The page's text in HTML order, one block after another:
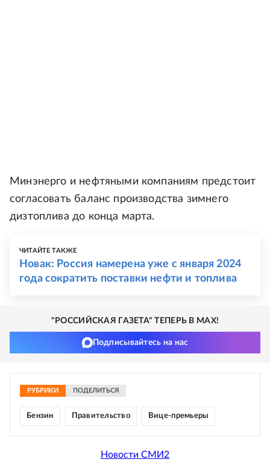
Минэнерго и нефтяными компаниям предстоит
согласовать баланс производства зимнего
дизтоплива до конца марта.
ЧИТАЙТЕ ТАКЖЕ
Новак: Россия намерена уже с января 2024
года сократить поставки нефти и топлива
"РОССИЙСКАЯ ГАЗЕТА" ТЕПЕРЬ В MAX!
Подписывайтесь на нас
РУБРИКИ ПОДЕЛИТЬСЯ
Бензин Правительство Вице-премьеры
Новости СМИ2